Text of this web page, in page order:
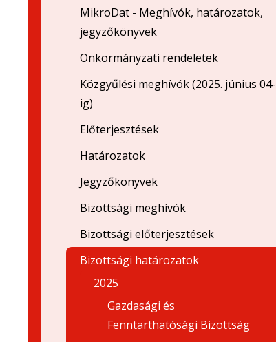
MikroDat - Meghívók, határozatok,
jegyzőkönyvek
Önkormányzati rendeletek
Közgyűlési meghívók (2025. június 04-
ig)
Előterjesztések
Határozatok
Jegyzőkönyvek
Bizottsági meghívók
Bizottsági előterjesztések
Bizottsági határozatok
2025
Gazdasági és
Fenntarthatósági Bizottság